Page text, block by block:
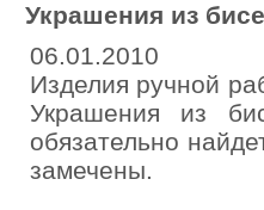
Украшения из
06.01.2010
Изделия ручной
Украшения из
обязательно
замечены.